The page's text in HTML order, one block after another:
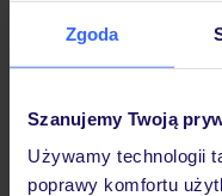
Zgoda
Szanujemy Twoją
Używamy technologii
poprawy komfortu
Atrakcje
Ważne